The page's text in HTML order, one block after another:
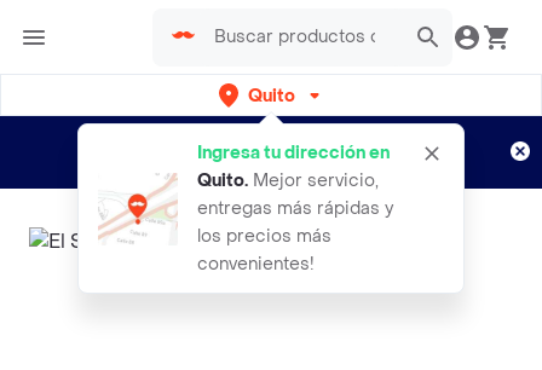
Quito
Ingresa tu dirección en
Quito. Mejor servicio,
entregas más rápidas y
los precios más
convenientes!
envíos gratis por semanas
Aplican TyC